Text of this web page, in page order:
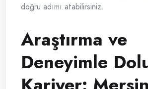
doğru adımı atabilirsiniz.
Araştırma ve
Deneyimle